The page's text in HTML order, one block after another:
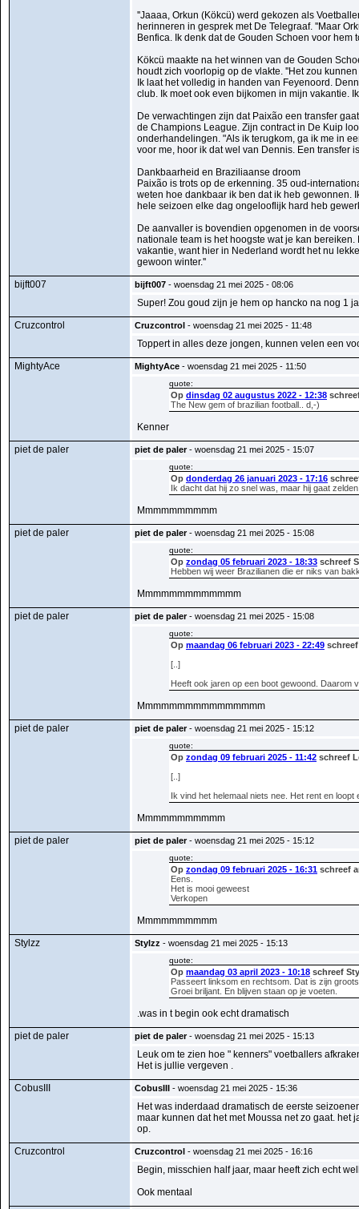
''Jaaaa, Orkun (Kökcü) werd gekozen als
herinneren in gesprek met De Telegraaf. ''Maar
Benfica. Ik denk dat de Gouden Schoen voor hem
Kökcü maakte na het winnen van de Gouden
houdt zich voorlopig op de vlakte. ''Het zou
Ik laat het volledig in handen van Feyenoord.
club. Ik moet ook even bijkomen in mijn vakantie.
De verwachtingen zijn dat Paixão een transfer
de Champions League. Zijn contract in De Kuip
onderhandelingen. "Als ik terugkom, ga ik me in
voor me, hoor ik dat wel van Dennis. Een transfer
Dankbaarheid en Braziliaanse droom
Paixão is trots op de erkenning. 35 oud-
weten hoe dankbaar ik ben dat ik heb gewonnen.
hele seizoen elke dag ongelooflijk hard heb
De aanvaller is bovendien opgenomen in de
nationale team is het hoogste wat je kan
vakantie, want hier in Nederland wordt het nu
gewoon winter.''
bijft007
bijft007 - woensdag 21 mei 2025 - 08:06
Super! Zou goud zijn je hem op hancko na nog 1
Cruzcontrol
Cruzcontrol - woensdag 21 mei 2025 - 11:48
Toppert in alles deze jongen, kunnen velen een
MightyAce
MightyAce - woensdag 21 mei 2025 - 11:50
quote:
Op dinsdag 02 augustus 2022 - 12:38
The New gem of brazilian football.. d,-)
Kenner
piet de paler
piet de paler- woensdag 21 mei 2025 - 15:07
quote:
Op donderdag 26 januari 2023 - 17:16
Ik dacht dat hij zo snel was, maar hij gaat
Mmmmmmmmmm
piet de paler
piet de paler- woensdag 21 mei 2025 - 15:08
quote:
Op zondag 05 februari 2023 - 18:33 schreef
Hebben wij weer Brazilianen die er niks van
Mmmmmmmmmmmmm
piet de paler
piet de paler- woensdag 21 mei 2025 - 15:08
quote:
Op maandag 06 februari 2023 - 22:49
[..]
Heeft ook jaren op een boot gewoond. Daarom
Mmmmmmmmmmmmmmmm
piet de paler
piet de paler- woensdag 21 mei 2025 - 15:12
quote:
Op zondag 09 februari 2025 - 11:42 schreef
[..]
Ik vind het helemaal niets nee. Het rent en
Mmmmmmmmmmm
piet de paler
piet de paler- woensdag 21 mei 2025 - 15:12
quote:
Op zondag 09 februari 2025 - 16:31 schreef
Eens.
Het is mooi geweest
Verkopen
Mmmmmmmmmm
Stylzz
Stylzz - woensdag 21 mei 2025 - 15:13
quote:
Op maandag 03 april 2023 - 10:18 schreef
Passeert linksom en rechtsom. Dat is zijn
Groei briljant. En blijven staan op je voeten.
.was in t begin ook echt dramatisch
piet de paler
piet de paler- woensdag 21 mei 2025 - 15:13
Leuk om te zien hoe " kenners" voetballers
Het is jullie vergeven .
CobusIII
CobusIII - woensdag 21 mei 2025 - 15:36
Het was inderdaad dramatisch de eerste
maar kunnen dat het met Moussa net zo gaat.
op.
Cruzcontrol
Cruzcontrol - woensdag 21 mei 2025 - 16:16
Begin, misschien half jaar, maar heeft zich echt
Ook mentaal